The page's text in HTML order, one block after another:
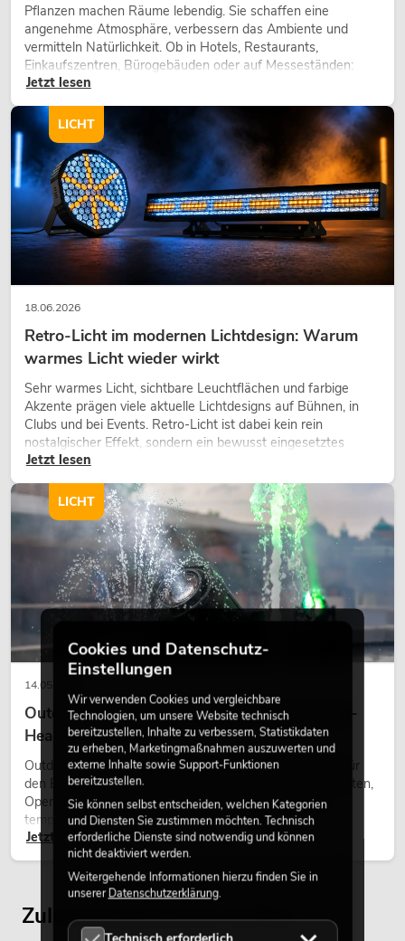
Pflanzen machen Räume lebendig. Sie schaffen eine
angenehme Atmosphäre, verbessern das Ambiente und
vermitteln Natürlichkeit. Ob in Hotels, Restaurants,
Einkaufszentren, Bürogebäuden oder auf Messeständen:
eine hochwertige Begrünung gehört heute längst zum
Jetzt lesen
18.06.2026
Retro-Licht im modernen Lichtdesign: Warum
warmes Licht wieder wirkt
Sehr warmes Licht, sichtbare Leuchtflächen und farbige
Akzente prägen viele aktuelle Lichtdesigns auf Bühnen, in
Clubs und bei Events. Retro-Licht ist dabei kein rein
nostalgischer Effekt, sondern ein bewusst eingesetztes
Gestaltungsmittel: Es schafft Atmosphäre, gibt Szenen
wirken lassen.
Jetzt lesen
LICHT
14.05.2026
Outdoor Moving-Heads: Wetterfeste Moving-
Heads bei Events
Outdoor Moving-Heads sind bewegliche Scheinwerfer für
den Einsatz im Freien. Sie werden bei Festivals, Stadtfesten,
Open-Air-Konzerten, Architekturinszenierungen und
temporären Außeninstallationen eingesetzt.
Jetzt lesen
LICHT
Zuletzt angesehene Artikel
Cookies und Datenschutz-
Einstellungen
Wir verwenden Cookies und vergleichbare
Technologien, um unsere Website technisch
bereitzustellen, Inhalte zu verbessern, Statistikdaten
zu erheben, Marketingmaßnahmen auszuwerten und
externe Inhalte sowie Support-Funktionen
bereitzustellen.
Sie können selbst entscheiden, welchen Kategorien
und Diensten Sie zustimmen möchten. Technisch
erforderliche Dienste sind notwendig und können
nicht deaktiviert werden.
Weitergehende Informationen hierzu finden Sie in
unsererDatenschutzerklärung.